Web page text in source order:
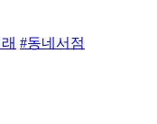
#동네서점